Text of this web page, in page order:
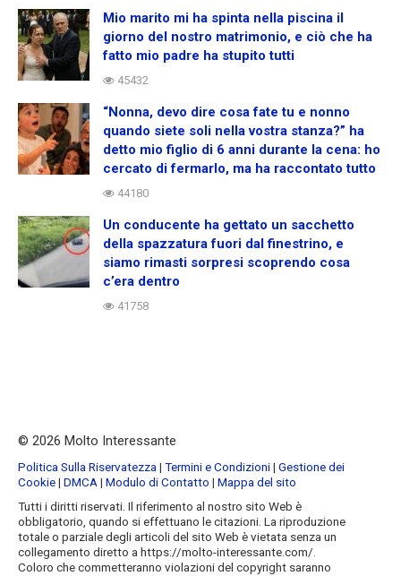
Mio marito mi ha spinta nella piscina il
giorno del nostro matrimonio, e ciò che ha
fatto mio padre ha stupito tutti
45432
“Nonna, devo dire cosa fate tu e nonno
quando siete soli nella vostra stanza?” ha
detto mio figlio di 6 anni durante la cena: ho
cercato di fermarlo, ma ha raccontato tutto
44180
Un conducente ha gettato un sacchetto
della spazzatura fuori dal finestrino, e
siamo rimasti sorpresi scoprendo cosa
c’era dentro
41758
© 2026 Molto Interessante
Politica Sulla Riservatezza | Termini e Condizioni| Gestione dei
Cookie| DMCA | Modulo di Contatto | Mappa del sito
Tutti i diritti riservati. Il riferimento al nostro sito Web è
obbligatorio, quando si effettuano le citazioni. La riproduzione
totale o parziale degli articoli del sito Web è vietata senza un
collegamento diretto a https://molto-interessante.com/.
Coloro che commetteranno violazioni del copyright saranno